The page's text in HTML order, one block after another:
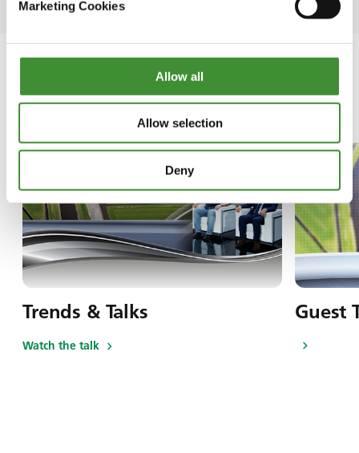
Marketing Cookies
Allow all
Allow selection
Deny
In questa serie
Trends & Talks
Watch the talk
Guest